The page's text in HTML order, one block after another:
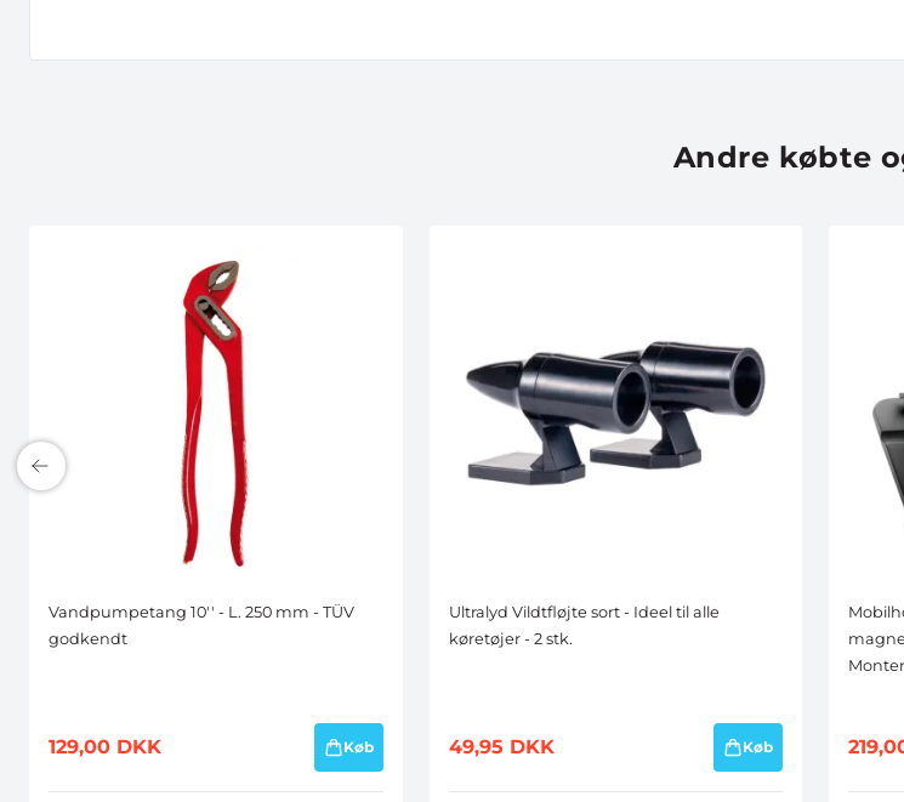
Andre købte
Vandpumpetang 10'' - L. 250 mm - TÜV
godkendt
129,00 DKK Køb
Ultralyd Vildtfløjte sort - Ideel til alle
køretøjer - 2 stk.
49,95 DKK Køb